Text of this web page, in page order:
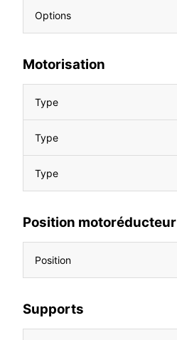
Options
Motorisation
Type
Type
Type
Position motoréducteur
Position
Supports